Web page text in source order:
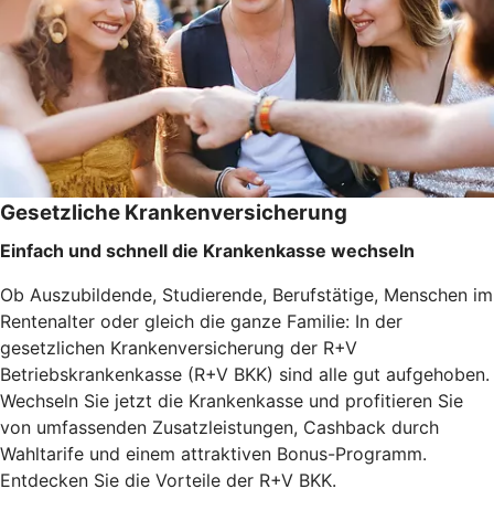
Gesetzliche Krankenversicherung
Einfach und schnell die Krankenkasse wechseln
Ob Auszubildende, Studierende, Berufstätige, Menschen im
Rentenalter oder gleich die ganze Familie: In der
gesetzlichen Krankenversicherung der R+V
Betriebskrankenkasse (R+V BKK) sind alle gut aufgehoben.
Wechseln Sie jetzt die Krankenkasse und profitieren Sie
von umfassenden Zusatzleistungen, Cashback durch
Wahltarife und einem attraktiven Bonus-Programm.
Entdecken Sie die Vorteile der R+V BKK.